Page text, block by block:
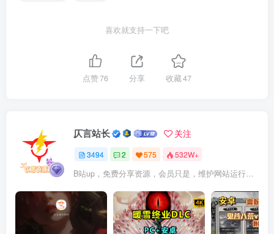
喜欢就支持一下吧
点赞76 分享 收藏47
仄言站长 关注
3494 2 575 532W+
B站up，免费分享资源，会员只是，维护网站运行，会员权利为可以支持本地下载，更多内容，敬请期待！